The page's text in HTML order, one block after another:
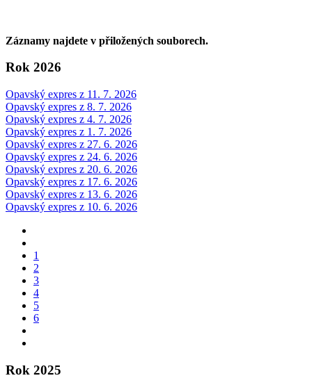
Záznamy najdete v přiložených souborech.
Rok 2026
Opavský expres z 11. 7. 2026
Opavský expres z 8. 7. 2026
Opavský expres z 4. 7. 2026
Opavský expres z 1. 7. 2026
Opavský expres z 27. 6. 2026
Opavský expres z 24. 6. 2026
Opavský expres z 20. 6. 2026
Opavský expres z 17. 6. 2026
Opavský expres z 13. 6. 2026
Opavský expres z 10. 6. 2026
1
2
3
4
5
6
Rok 2025